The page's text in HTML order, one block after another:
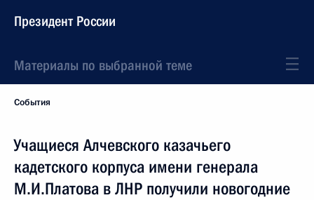
Президент России
Материалы по выбранной теме
События
Учащиеся Алчевского казачьего
кадетского корпуса имени генерала
М.И.Платова в ЛНР получили новогодние